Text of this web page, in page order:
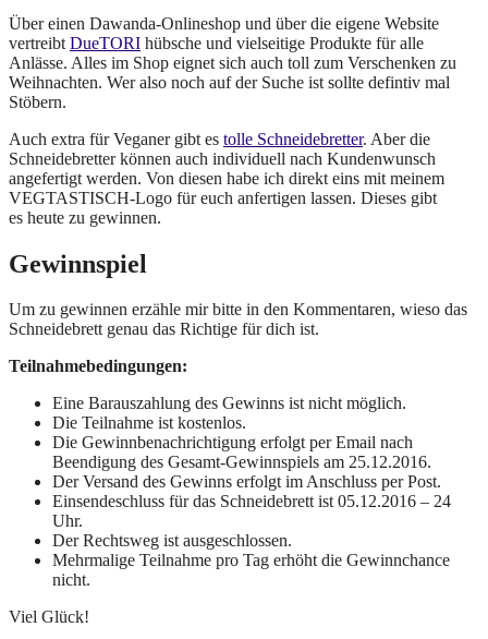
Über einen Dawanda-Onlineshop und über die eigene Website
vertreibt DueTORI hübsche und vielseitige Produkte für alle
Anlässe. Alles im Shop eignet sich auch toll zum Verschenken zu
Weihnachten. Wer also noch auf der Suche ist sollte defintiv mal
Stöbern.
Auch extra für Veganer gibt es tolle Schneidebretter. Aber die
Schneidebretter können auch individuell nach Kundenwunsch
angefertigt werden. Von diesen habe ich direkt eins mit meinem
VEGTASTISCH-Logo für euch anfertigen lassen. Dieses gibt
es heute zu gewinnen.
Gewinnspiel
Um zu gewinnen erzähle mir bitte in den Kommentaren, wieso das
Schneidebrett genau das Richtige für dich ist.
Teilnahmebedingungen:
Eine Barauszahlung des Gewinns ist nicht möglich.
Die Teilnahme ist kostenlos.
Die Gewinnbenachrichtigung erfolgt per Email nach
Beendigung des Gesamt-Gewinnspiels am 25.12.2016.
Der Versand des Gewinns erfolgt im Anschluss per Post.
Einsendeschluss für das Schneidebrett ist 05.12.2016 – 24
Uhr.
Der Rechtsweg ist ausgeschlossen.
Mehrmalige Teilnahme pro Tag erhöht die Gewinnchance
nicht.
Viel Glück!